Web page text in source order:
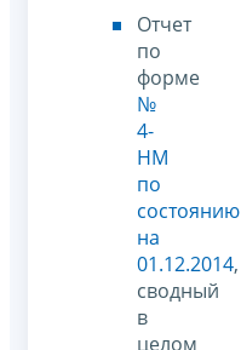
Отчет
по
форме
№
4-
НМ
по
состоянию
на
01.12.2014,
сводный
в
целом